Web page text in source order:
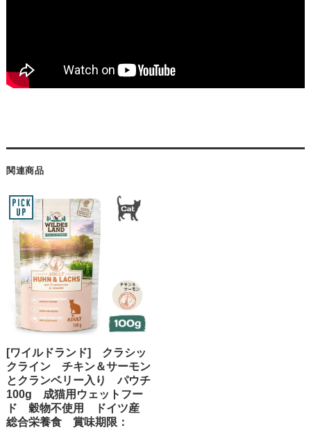
関連商品
[ワイルドランド] クラシッ
クライン チキン＆サーモン
とクランベリー入り パウチ
100g 成猫用ウェットフー
ド 穀物不使用 ドイツ産
総合栄養食 賞味期限：